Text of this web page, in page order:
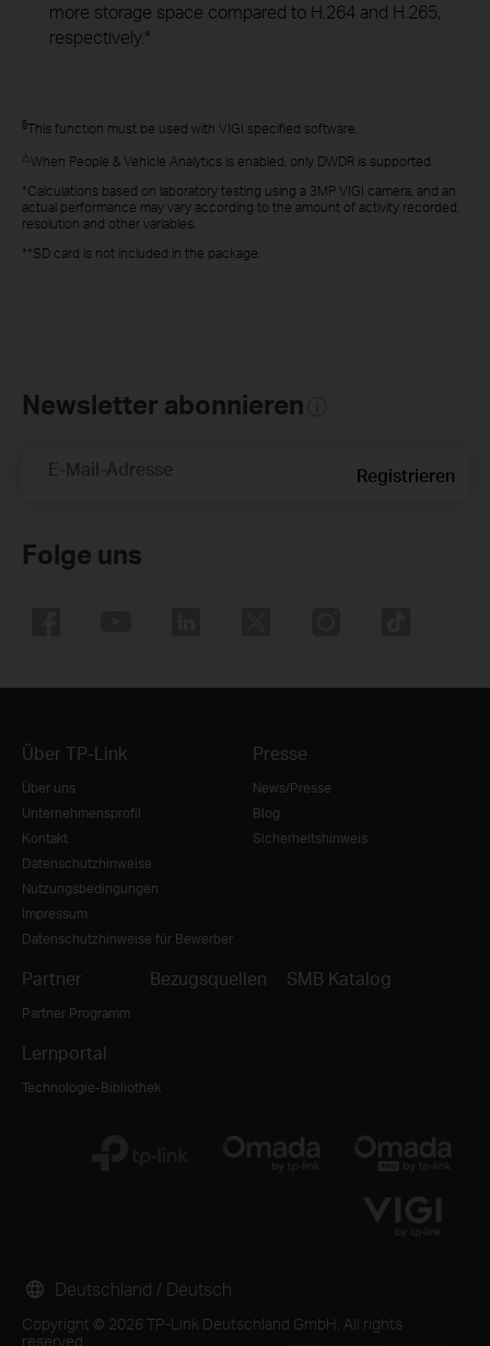
more storage space compared to H.264 and H.265,
respectively.*
§This function must be used with VIGI specified software.
△When People & Vehicle Analytics is enabled, only DWDR is supported.
*Calculations based on laboratory testing using a 3MP VIGI camera, and an
actual performance may vary according to the amount of activity recorded,
resolution and other variables.
**SD card is not included in the package.
Newsletter abonnieren
E-Mail-Adresse Registrieren
Folge uns
Über TP-Link
Über uns
Unternehmensprofil
Kontakt
Datenschutzhinweise
Nutzungsbedingungen
Impressum
Datenschutzhinweise für Bewerber
Presse
News/Presse
Blog
Sicherheitshinweis
Partner
Partner Programm
Bezugsquellen SMB Katalog
Lernportal
Technologie-Bibliothek
Copyright © 2026 TP-Link Deutschland GmbH. All rights
reserved.
Deutschland / Deutsch